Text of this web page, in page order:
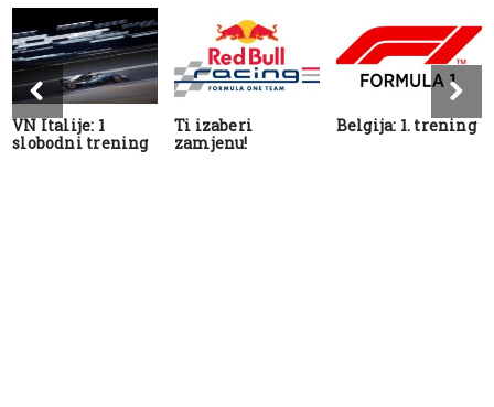
VN Italije: 1
slobodni trening
Ti izaberi
zamjenu!
Belgija: 1. trening